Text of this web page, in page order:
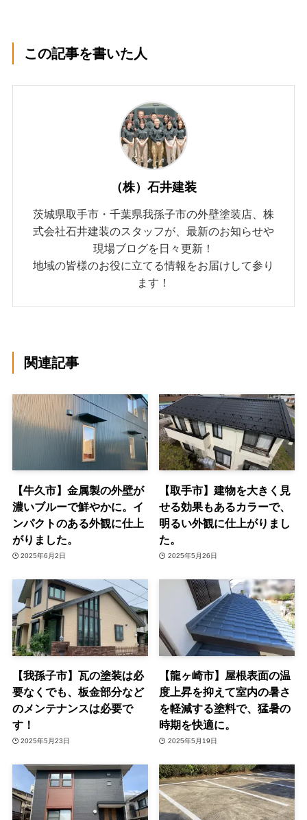
この記事を書いた人
（株）石井建装
茨城県取手市・千葉県我孫子市の外壁塗装店、株
式会社石井建装のスタッフが、最新のお知らせや
現場ブログを日々更新！
地域の皆様のお役に立てる情報をお届けして参り
ます！
関連記事
【牛久市】金属製の外壁が
濃いブルーで鮮やかに。イ
ンパクトのある外観に仕上
がりました。
2025年6月2日
【取手市】建物を大きく見
せる効果もあるカラーで、
明るい外観に仕上がりまし
た。
2025年5月26日
【我孫子市】瓦の塗装は必
要なくでも、板金部分など
のメンテナンスは必要で
す！
2025年5月23日
【龍ヶ崎市】屋根表面の温
度上昇を抑えて室内の暑さ
を軽減する塗料で、猛暑の
時期を快適に。
2025年5月19日